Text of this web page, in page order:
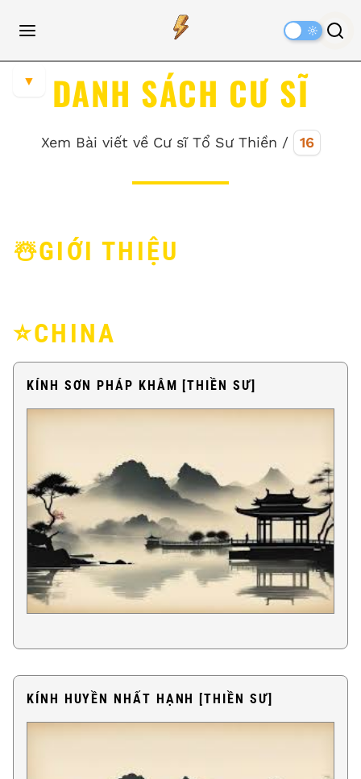
Mode
DANH SÁCH CƯ SĨ
Xem Bài viết về Cư sĩ Tổ Sư Thiền / 16
☃️GIỚI THIỆU
⭐️CHINA
KÍNH SƠN PHÁP KHÂM [THIỀN SƯ]
KÍNH HUYỀN NHẤT HẠNH [THIỀN SƯ]
▼